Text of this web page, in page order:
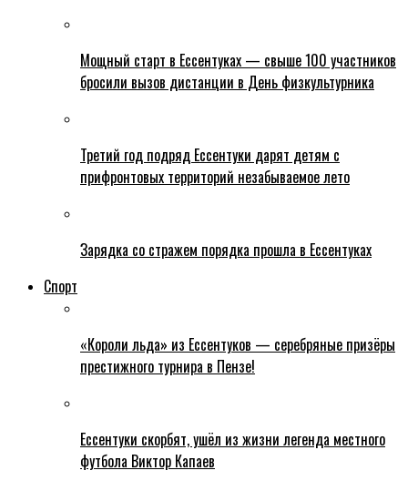
Мощный старт в Ессентуках — свыше 100 участников
бросили вызов дистанции в День физкультурника
Третий год подряд Ессентуки дарят детям с
прифронтовых территорий незабываемое лето
Зарядка со стражем порядка прошла в Ессентуках
Спорт
«Короли льда» из Ессентуков — серебряные призёры
престижного турнира в Пензе!
Ессентуки скорбят, ушёл из жизни легенда местного
футбола Виктор Капаев